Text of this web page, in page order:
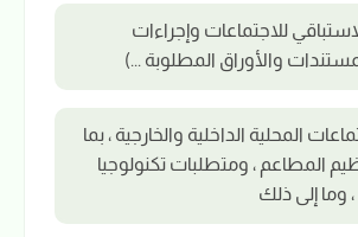
للاجتماعات وإجراءات
والأوراق المطلوبة ...)
المحلية الداخلية والخارجية ، بما
المطاعم ، ومتطلبات تكنولوجيا
وما إلى ذلك